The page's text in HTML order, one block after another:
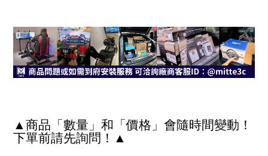
▲商品「數量」和「價格」會隨時間變動！
下單前請先詢問！▲